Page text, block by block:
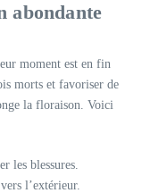
abondante
moment est en fin
morts et favoriser de
la floraison. Voici
les blessures.
l’extérieur.